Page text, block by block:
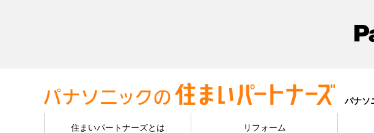
パナソ
住まいパートナーズとは リフォーム